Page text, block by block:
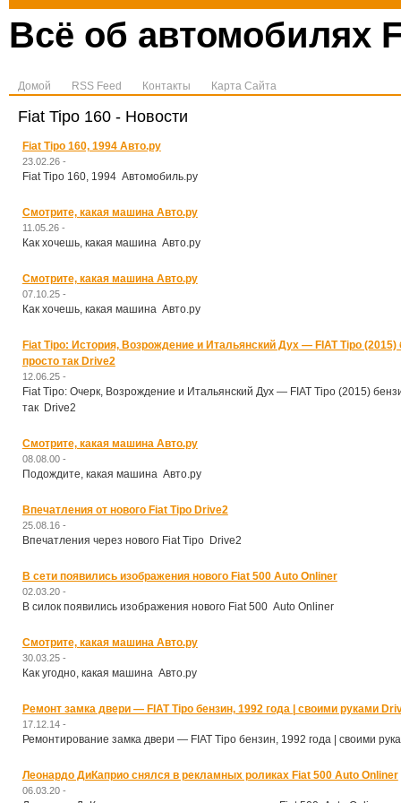
Всё об автомобилях
Домой RSS Feed Контакты Карта Сайта
Fiat Tipo 160 - Новости
Fiat Tipo 160, 1994 Авто.ру
23.02.26 -
Fiat Tipo 160, 1994 Автомобиль.ру
Смотрите, какая машина Авто.ру
11.05.26 -
Как хочешь, какая машина Авто.ру
Смотрите, какая машина Авто.ру
07.10.25 -
Как хочешь, какая машина Авто.ру
Fiat Tipo: История, Возрождение и Итальянский Дух — FIAT Tipo (2015)
просто так Drive2
12.06.25 -
Fiat Tipo: Очерк, Возрождение и Итальянский Дух — FIAT Tipo (2015)
так Drive2
Смотрите, какая машина Авто.ру
08.08.00 -
Подождите, какая машина Авто.ру
Впечатления от нового Fiat Tipo Drive2
25.08.16 -
Впечатления через нового Fiat Tipo Drive2
В сети появились изображения нового Fiat 500 Auto Onliner
02.03.20 -
В силок появились изображения нового Fiat 500 Auto Onliner
Смотрите, какая машина Авто.ру
30.03.25 -
Как угодно, какая машина Авто.ру
Ремонт замка двери — FIAT Tipo бензин, 1992 года | своими руками
17.12.14 -
Ремонтирование замка двери — FIAT Tipo бензин, 1992 года | своими
Леонардо ДиКаприо снялся в рекламных роликах Fiat 500 Auto Onliner
06.03.20 -